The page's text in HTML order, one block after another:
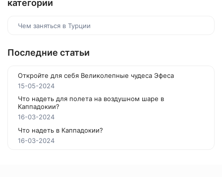
категории
Чем заняться в Турции
Последние статьи
Откройте для себя Великолепные чудеса Эфеса
15-05-2024
Что надеть для полета на воздушном шаре в
Каппадокии?
16-03-2024
Что надеть в Каппадокии?
16-03-2024